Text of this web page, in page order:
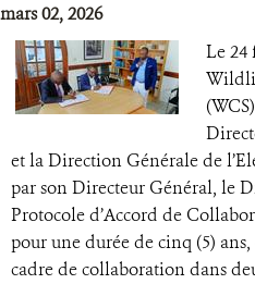
mars 02, 2026
Le 24
et la Direction Générale de
par son Directeur Général, le
Protocole d’Accord de
pour une durée de cinq (5)
cadre de collaboration dans